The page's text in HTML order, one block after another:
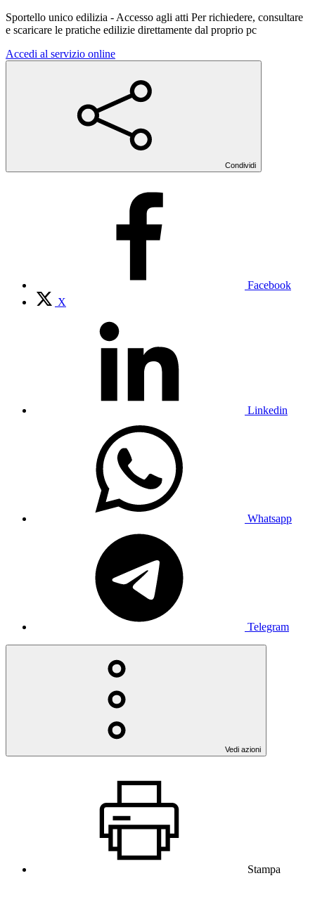
Sportello unico edilizia - Accesso agli atti Per richiedere, consultare
e scaricare le pratiche edilizie direttamente dal proprio pc
Accedi al servizio online
Condividi
Facebook
X
Linkedin
Whatsapp
Telegram
Vedi azioni
Stampa